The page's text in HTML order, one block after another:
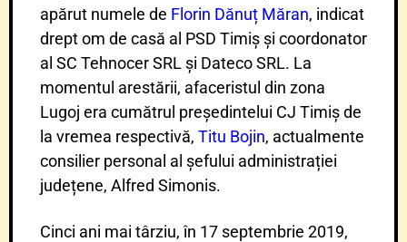
apărut numele de Florin Dănuț Măran, indicat
drept om de casă al PSD Timiș și coordonator
al SC Tehnocer SRL și Dateco SRL. La
momentul arestării, afaceristul din zona
Lugoj era cumătrul președintelui CJ Timiș de
la vremea respectivă, Titu Bojin, actualmente
consilier personal al șefului administrației
județene, Alfred Simonis.
Cinci ani mai târziu, în 17 septembrie 2019,